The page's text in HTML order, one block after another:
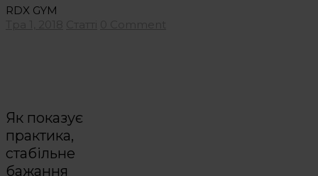
RDX GYM
Як показує
практика,
стабільне
бажання